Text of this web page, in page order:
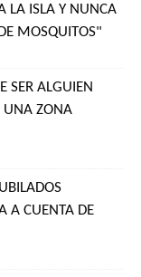
LA ISLA Y NUNCA
MOSQUITOS"
SER ALGUIEN
UNA ZONA
A CUENTA DE